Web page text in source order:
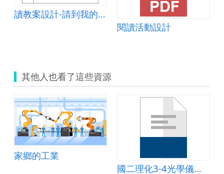
讀教案設計-請到我的家鄉來
閱讀活動設計
其他人也看了這些資源
家鄉的工業
國二理化3-4光學儀器-15分鐘教案